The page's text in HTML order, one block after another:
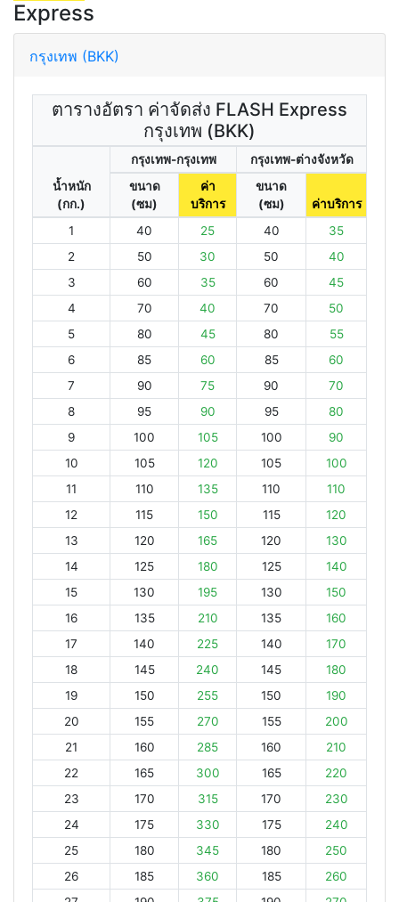
Express
กรุงเทพ (BKK)
ตารางอัตรา ค่าจัดส่ง FLASH Express
กรุงเทพ (BKK)
น้ำหนัก
(กก.)
กรุงเทพ-กรุงเทพ
กรุงเทพ-ต่างจังหวัด
ขนาด
(ซม)
ค่า
บริการ
ขนาด
(ซม)
ค่าบริการ
1
40 25 40
35
2
50 30 50
40
3
60 35 60
45
4
70 40 70
50
5
80 45 80
55
6
85 60 85
60
7
90 75 90
70
8
95 90 95
80
9
100 105 100
90
10
105 120 105
100
11
110 135 110
110
12
115 150 115
120
13
120 165 120
130
14
125 180 125
140
15
130 195 130
150
16
135 210 135
160
17
140 225 140
170
18
145 240 145
180
19
150 255 150
190
20
155 270 155
200
21
160 285 160
210
22
165 300 165
220
23
170 315 170
230
24
175 330 175
240
25
180 345 180
250
26
185 360 185
260